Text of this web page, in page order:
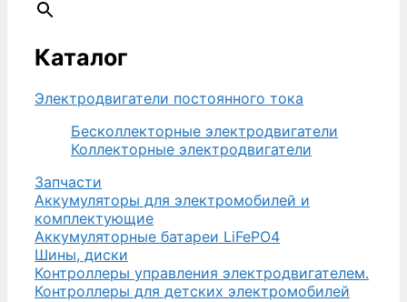
Каталог
Электродвигатели постоянного тока
Бесколлекторные электродвигатели
Коллекторные электродвигатели
Запчасти
Аккумуляторы для электромобилей и
комплектующие
Аккумуляторные батареи LiFePO4
Шины, диски
Контроллеры управления электродвигателем.
Контроллеры для детских электромобилей